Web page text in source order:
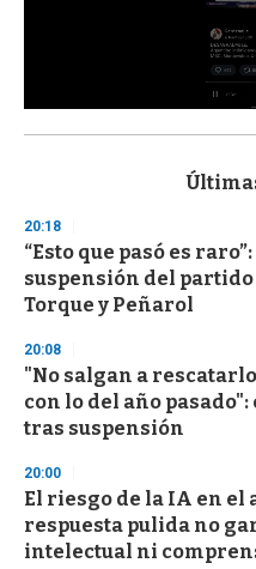
s
d
s
o
f
3
s
e
o
n
20:18
“Esto que pasó es
suspensión del
Torque y Peñarol
20:08
"No salgan a
con lo del año
tras suspensión
20:00
El riesgo de la IA en el
respuesta pulida no
intelectual ni